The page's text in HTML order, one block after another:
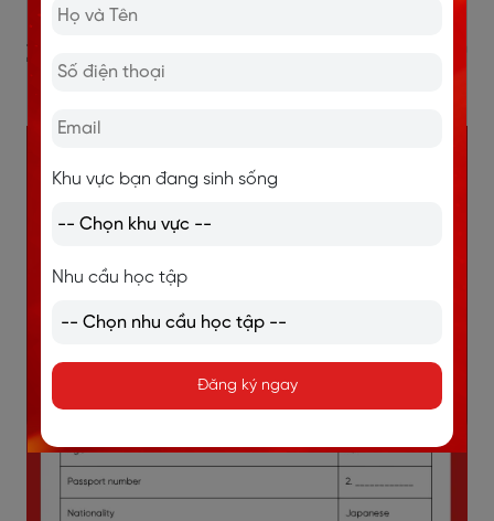
2. Đề thi Personal details for
homestay application
Khu vực bạn đang sinh sống
Nhu cầu học tập
Đăng ký ngay